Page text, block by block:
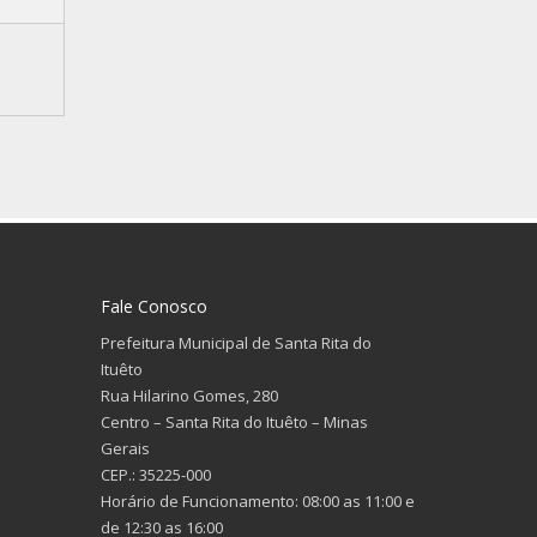
Fale Conosco
Prefeitura Municipal de Santa Rita do
Ituêto
Rua Hilarino Gomes, 280
Centro – Santa Rita do Ituêto – Minas
Gerais
CEP.: 35225-000
Horário de Funcionamento: 08:00 as 11:00 e
de 12:30 as 16:00